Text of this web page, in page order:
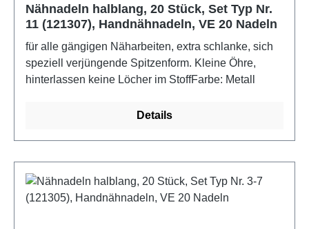
Nähnadeln halblang, 20 Stück, Set Typ Nr.
11 (121307), Handnähnadeln, VE 20 Nadeln
für alle gängigen Näharbeiten, extra schlanke, sich
speziell verjüngende Spitzenform. Kleine Öhre,
hinterlassen keine Löcher im StoffFarbe: Metall
Details